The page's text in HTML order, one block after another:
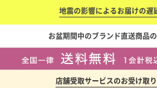
地震の影響によるお届けの
お盆期間中のブランド直送商品
店舗受取サービスのお受け取